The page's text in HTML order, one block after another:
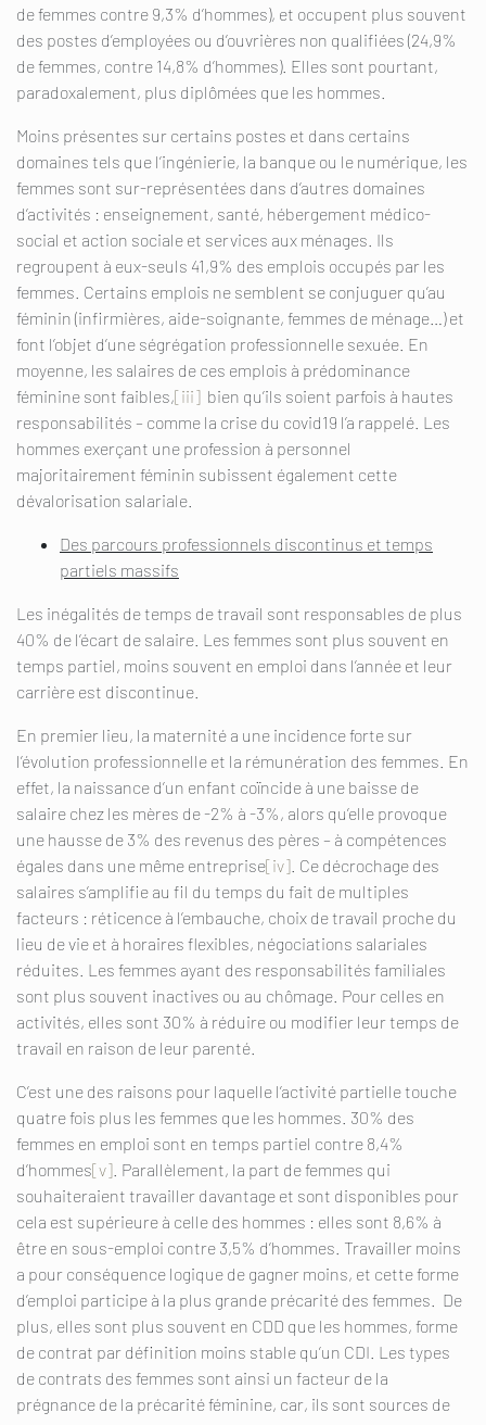
de femmes contre 9,3% d’hommes), et occupent plus souvent
des postes d’employées ou d’ouvrières non qualifiées (24,9%
de femmes, contre 14,8% d’hommes). Elles sont pourtant,
paradoxalement, plus diplômées que les hommes.
Moins présentes sur certains postes et dans certains
domaines tels que l’ingénierie, la banque ou le numérique, les
femmes sont sur-représentées dans d’autres domaines
d’activités : enseignement, santé, hébergement médico-
social et action sociale et services aux ménages. Ils
regroupent à eux-seuls 41,9% des emplois occupés par les
femmes. Certains emplois ne semblent se conjuguer qu’au
féminin (infirmières, aide-soignante, femmes de ménage…) et
font l’objet d’une ségrégation professionnelle sexuée. En
moyenne, les salaires de ces emplois à prédominance
féminine sont faibles,[iii] bien qu’ils soient parfois à hautes
responsabilités – comme la crise du covid19 l’a rappelé. Les
hommes exerçant une profession à personnel
majoritairement féminin subissent également cette
dévalorisation salariale.
Des parcours professionnels discontinus et temps
partiels massifs
Les inégalités de temps de travail sont responsables de plus
40% de l’écart de salaire. Les femmes sont plus souvent en
temps partiel, moins souvent en emploi dans l’année et leur
carrière est discontinue.
En premier lieu, la maternité a une incidence forte sur
l’évolution professionnelle et la rémunération des femmes. En
effet, la naissance d’un enfant coïncide à une baisse de
salaire chez les mères de -2% à -3%, alors qu’elle provoque
une hausse de 3% des revenus des pères – à compétences
égales dans une même entreprise[iv] . Ce décrochage des
salaires s’amplifie au fil du temps du fait de multiples
facteurs : réticence à l’embauche, choix de travail proche du
lieu de vie et à horaires flexibles, négociations salariales
réduites. Les femmes ayant des responsabilités familiales
sont plus souvent inactives ou au chômage. Pour celles en
activités, elles sont 30% à réduire ou modifier leur temps de
travail en raison de leur parenté.
C’est une des raisons pour laquelle l’activité partielle touche
quatre fois plus les femmes que les hommes. 30% des
femmes en emploi sont en temps partiel contre 8,4%
d’hommes[v] . Parallèlement, la part de femmes qui
souhaiteraient travailler davantage et sont disponibles pour
cela est supérieure à celle des hommes : elles sont 8,6% à
être en sous-emploi contre 3,5% d’hommes. Travailler moins
a pour conséquence logique de gagner moins, et cette forme
d’emploi participe à la plus grande précarité des femmes. De
plus, elles sont plus souvent en CDD que les hommes, forme
de contrat par définition moins stable qu’un CDI. Les types
de contrats des femmes sont ainsi un facteur de la
prégnance de la précarité féminine, car, ils sont sources de